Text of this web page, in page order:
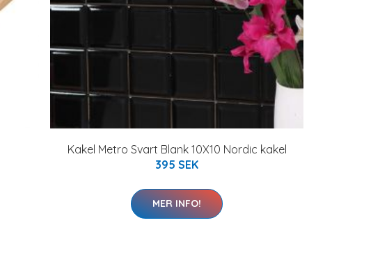
Kakel Metro Svart Blank 10X10 Nordic kakel
395 SEK
MER INFO!